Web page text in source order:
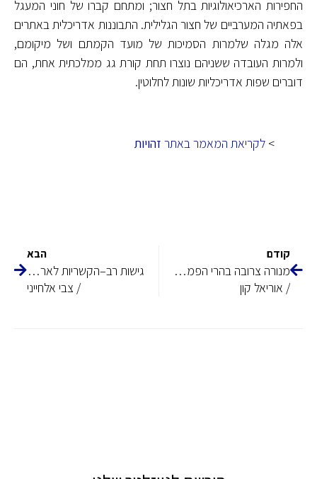
החפירות הארכיאולוגיות בתל חצור; ומתחם קברו של חוני המעגל
בפאתיה המערביים של חצור הגלילית. התבוננות אדריכלית באתרים
אלה מגלה שלמרות הסמיכות של מועד הקמתם ושל מיקומם,
ולמרות העובדה ששניהם נוצרו תחת קורת גג ממלכתית אחת, הם
דוברים שפות אדריכליות שונות לחלוטין.
> לקריאת המאמר באתר זהויות
קודם
מנורה צרובה בהרי הפמפס, יצוא ידע תכנוני מישראל לארגנטינה 1970-1963: מקרה בוחן "לאס פירקיטס"
/ אוריאל קון
הבא
גישות רב–הקשריות לארכיונאות אדריכלית: שיחזור ידע להיסטוריוגרפיה של אדריכלות ישראל
/ צבי אלחייני